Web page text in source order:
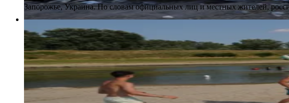
6 августа 2026
Запорожье, Украина. По словам официальных лиц и местных жителей,